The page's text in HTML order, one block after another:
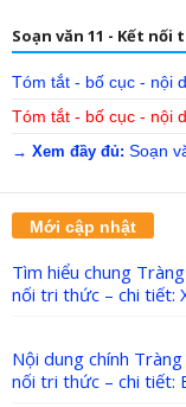
Soạn văn 11 - Kết
Tóm tắt - bố cục - nội
Tóm tắt - bố cục - nội
→ Xem đầy đủ: Soạn
Mới cập nhật
Tìm hiểu chung
nối tri thức – chi tiết:
Nội dung chính
nối tri thức – chi tiết: